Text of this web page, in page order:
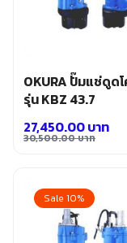
OKURA ปั๊มแช่ดูด
รุ่น KBZ 43.7
30,500.00บาท
was:
30,500.00 บาท.
27,450.00บาท
is:
27,450.00 บาท.
Sale 10%